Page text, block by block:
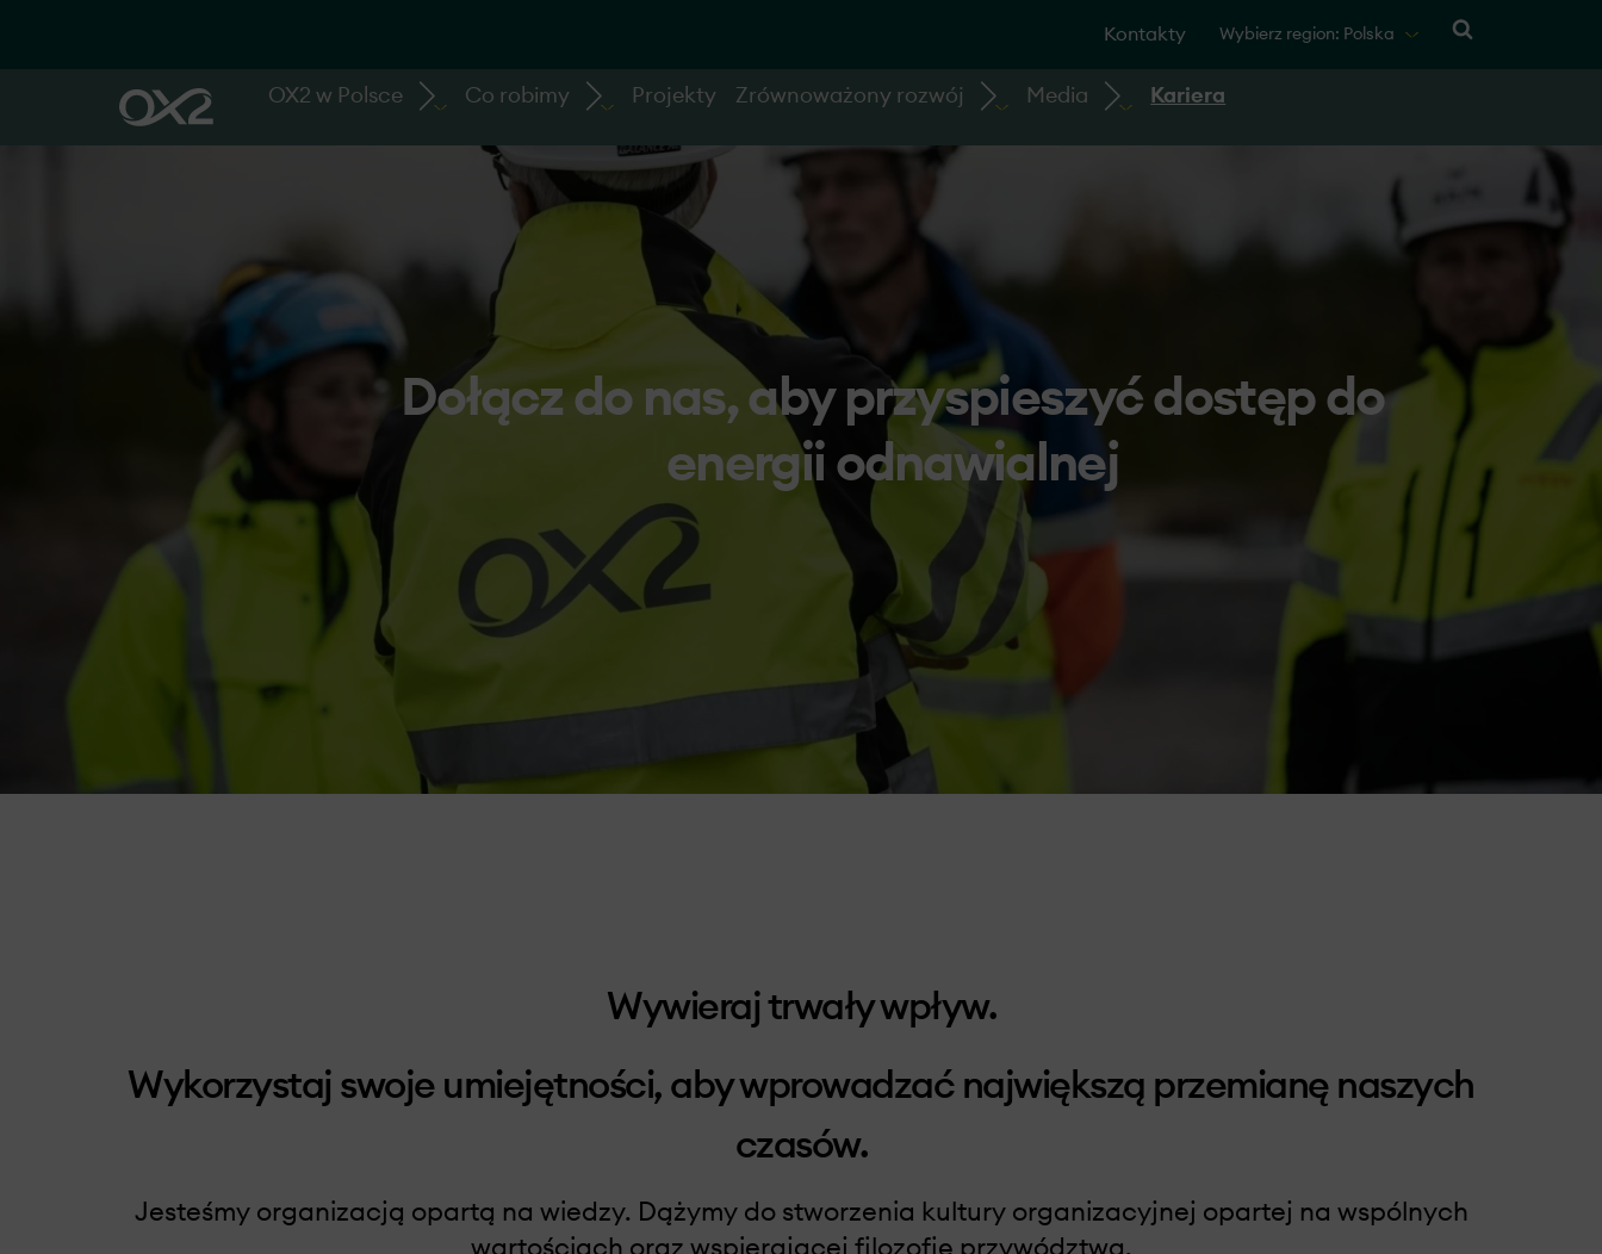
Kontakty Wybierz region: Polska
OX2 w Polsce Co robimy Projekty Zrównoważony rozwój Media Kariera
Dołącz do nas, aby przyspieszyć dostęp do
energii odnawialnej
Wywieraj trwały wpływ.
Wykorzystaj swoje umiejętności, aby wprowadzać największą przemianę naszych
czasów.
Jesteśmy organizacją opartą na wiedzy. Dążymy do stworzenia kultury organizacyjnej opartej na wspólnych
wartościach oraz wspierającej filozofię przywództwa.